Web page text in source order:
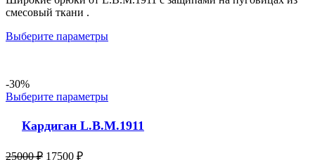
смесовый ткани .
Выберите параметры
-30%
Выберите параметры
Кардиган L.B.M.1911
25000₽ 17500 ₽